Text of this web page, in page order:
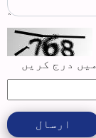
درج کریں
ارسال